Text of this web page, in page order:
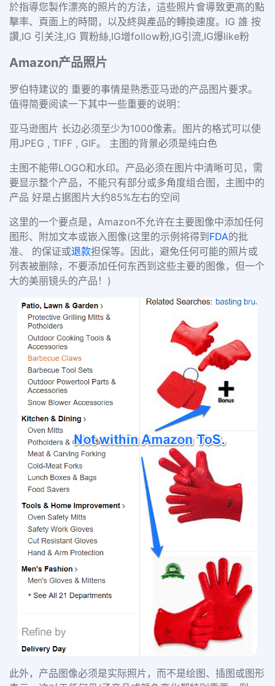
於指導您製作漂亮的照片的方法，這些照片會導致更高的點
擊率、頁面上的時間，以及終與產品的轉換速度。IG 誰 按
讚,IG 引关注,IG 買粉絲,IG增follow粉,IG引流,IG爆like粉
Amazon产品照片
罗伯特建议的 重要的事情是熟悉亚马逊的产品图片要求。
值得简要阅读一下其中一些重要的说明：
亚马逊图片 长边必须至少为1000像素。 图片的格式可以使
用JPEG , TIFF , GIF。
主图的背景必须是纯白色
主图不能带LOGO和水印。 产品必须在图片中清晰可见，需
要显示整个产品，不能只有部分或多角度组合图， 主图中的
产品 好是占据图片大约85%左右的空间
这里的一个要点是，Amazon不允许在主要图像中添加任何
图形、附加文本或嵌入图像(这里的示例将得到 FDA的批
准、 的保证或退款担保等。因此，避免任何可能的照片或
列表被删除，不要添加任何东西到这些主要的图像，但一个
大的美丽镜头的产品！)
此外，产品图像必须是实际照片，而不是绘图、插图或图形